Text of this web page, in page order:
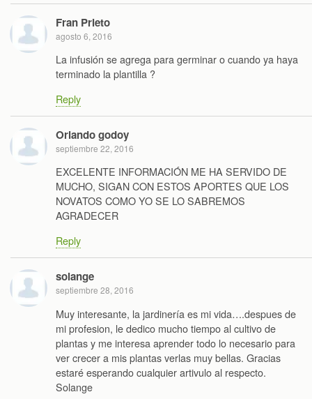
Fran Prieto
agosto 6, 2016
La infusión se agrega para germinar o cuando ya haya
terminado la plantilla ?
Reply
Orlando godoy
septiembre 22, 2016
EXCELENTE INFORMACIÓN ME HA SERVIDO DE
MUCHO, SIGAN CON ESTOS APORTES QUE LOS
NOVATOS COMO YO SE LO SABREMOS
AGRADECER
Reply
solange
septiembre 28, 2016
Muy interesante, la jardinería es mi vida….despues de
mi profesion, le dedico mucho tiempo al cultivo de
plantas y me interesa aprender todo lo necesario para
ver crecer a mis plantas verlas muy bellas. Gracias
estaré esperando cualquier artivulo al respecto.
Solange